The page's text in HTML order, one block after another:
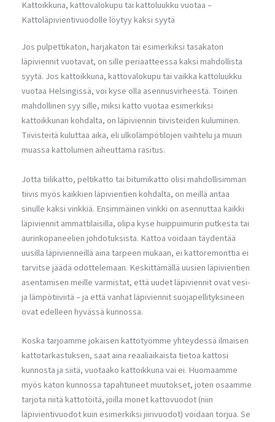
Kattoikkuna, kattovalokupu tai kattoluukku vuotaa –
Kattoläpivientivuodolle löytyy kaksi syytä
Jos pulpettikaton, harjakaton tai esimerkiksi tasakaton
läpiviennit vuotavat, on sille periaatteessa kaksi mahdollista
syytä. Jos kattoikkuna, kattovalokupu tai vaikka kattoluukku
vuotaa Helsingissä, voi kyse olla asennusvirheestä. Toinen
mahdollinen syy sille, miksi katto vuotaa esimerkiksi
kattoikkunan kohdalta, on läpiviennin tiivisteiden kuluminen.
Tiivisteitä kuluttaa aika, eli ulkolämpötilojen vaihtelu ja muun
muassa kattolumen aiheuttama rasitus.
Jotta tiilikatto, peltikatto tai bitumikatto olisi mahdollisimman
tiivis myös kaikkien läpivientien kohdalta, on meillä antaa
sinulle kaksi vinkkiä. Ensimmäinen vinkki on asennuttaa kaikki
läpiviennit ammattilaisilla, olipa kyse huippuimurin putkesta tai
aurinkopaneelien johdotuksista. Kattoa voidaan täydentää
uusilla läpivienneillä aina tarpeen mukaan, ei kattoremonttia ei
tarvitse jäädä odottelemaan. Keskittämällä uusien läpivientien
asentamisen meille varmistat, että uudet läpiviennit ovat vesi-
ja lämpötiiviitä – ja että vanhat läpiviennit suojapellityksineen
ovat edelleen hyvässä kunnossa.
Koska tarjoamme jokaisen kattotyömme yhteydessä ilmaisen
kattotarkastuksen, saat aina reaaliaikaista tietoa kattosi
kunnosta ja siitä, vuotaako kattoikkuna vai ei. Huomaamme
myös katon kunnossa tapahtuneet muutokset, joten osaamme
tarjota niitä kattotöitä, joilla monet kattovuodot (niin
läpivientivuodot kuin esimerkiksi jiirivuodot) voidaan torjua. Se